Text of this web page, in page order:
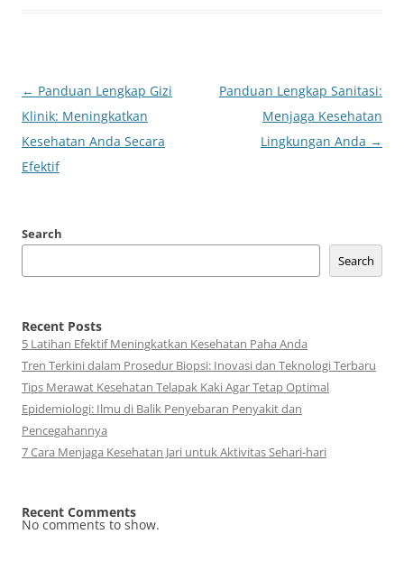
Post
navigation
← Panduan Lengkap Gizi
Klinik: Meningkatkan
Kesehatan Anda Secara
Efektif
Panduan Lengkap Sanitasi:
Menjaga Kesehatan
Lingkungan Anda →
Search
Search
Recent Posts
5 Latihan Efektif Meningkatkan Kesehatan Paha Anda
Tren Terkini dalam Prosedur Biopsi: Inovasi dan Teknologi Terbaru
Tips Merawat Kesehatan Telapak Kaki Agar Tetap Optimal
Epidemiologi: Ilmu di Balik Penyebaran Penyakit dan
Pencegahannya
7 Cara Menjaga Kesehatan Jari untuk Aktivitas Sehari-hari
Recent Comments
No comments to show.